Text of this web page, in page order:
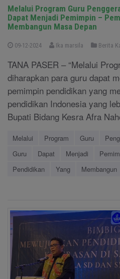
Melalui Program Guru
Dapat Menjadi Pemimpin –
Membangun Masa Depan
09-12-2024 Ika marsila Berita
TANA PASER – “Melalui
diharapkan para guru dapat
pemimpin pendidikan yang
pendidikan Indonesia yang
Bupati Bidang Kesra Afra
Melalui Program Guru
Guru
Dapat Menjadi
Pendidikan
Yang Membangun